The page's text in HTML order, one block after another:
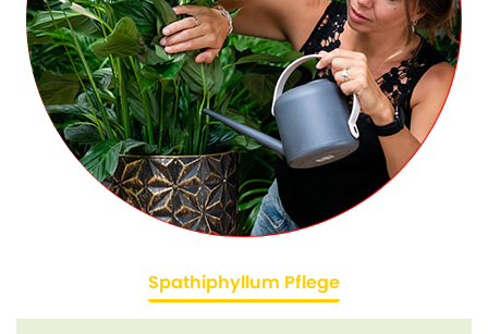
Spathiphyllum Pflege